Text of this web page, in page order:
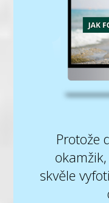
Protože
skvěle